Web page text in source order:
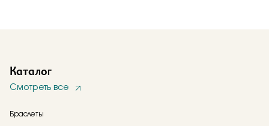
Каталог
Смотреть все
Браслеты